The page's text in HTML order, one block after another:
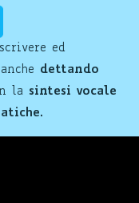
ed
dettando
la sintesi vocale
.